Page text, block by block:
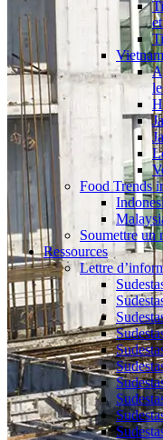
Vietnam
Food Trends
Soumettre un
Ressources
Lettre